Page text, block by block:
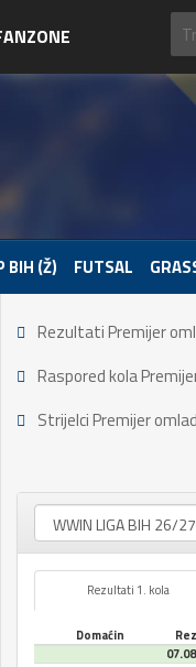
BIH (Ž) FUTSAL
Rezultati Premijer
Raspored kola
Strijelci Premijer
Rezultati 1. kola
Domaćin